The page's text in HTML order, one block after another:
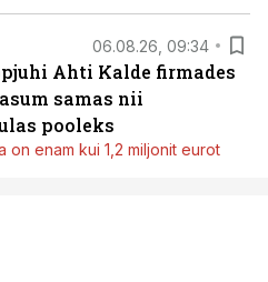
06.08.26, 09:34
Ahti Kalde firmades
samas nii
pooleks
on enam kui 1,2 miljonit eurot